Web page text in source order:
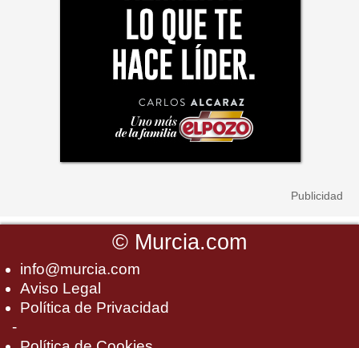
© Murcia.com
info@murcia.com
Aviso Legal
Política de Privacidad
-